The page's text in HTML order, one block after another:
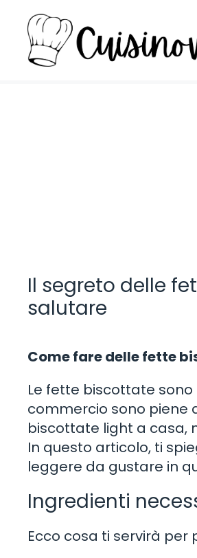
contenuto
Il segreto delle
salutare
Come fare delle fette
Le fette biscottate
commercio sono piene
biscottate light a casa,
In questo articolo, ti
leggere da gustare in
Ingredienti
Ecco cosa ti servirà